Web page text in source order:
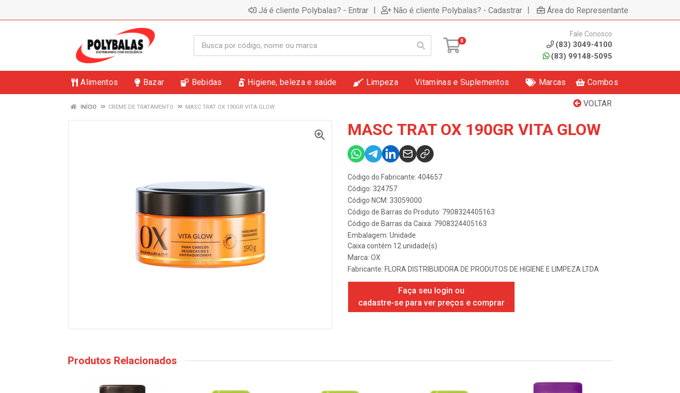
Já é cliente Polybalas? - Entrar | Não é cliente Polybalas? - Cadastrar | Área do Representante
0
Fale Conosco
(83) 3049-4100
(83) 99148-5095
Alimentos Bazar Bebidas Higiene, beleza e saúde Limpeza Vitaminas e Suplementos Marcas Combos
VOLTAR
INÍCIO CREME DE TRATAMENTO MASC TRAT OX 190GR VITA GLOW
MASC TRAT OX 190GR VITA GLOW
Código do Fabricante: 404657
Código: 324757
Código NCM: 33059000
Código de Barras do Produto: 7908324405163
Código de Barras da Caixa: 7908324405163
Embalagem: Unidade
Caixa contém 12 unidade(s)
Marca: OX
Fabricante: FLORA DISTRIBUIDORA DE PRODUTOS DE HIGIENE E LIMPEZA LTDA
Faça seu login ou
cadastre-se para ver preços e comprar
Produtos Relacionados